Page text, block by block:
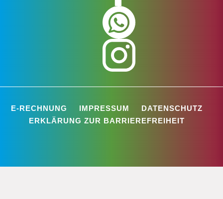
E-RECHNUNG IMPRESSUM
DATENSCHUTZ
ERKLÄRUNG ZUR BARRIEREFREIHEIT